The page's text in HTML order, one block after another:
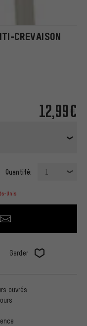
CREVAISON
12,99€
Quantité: 1
Unis
Garder
ouvrés